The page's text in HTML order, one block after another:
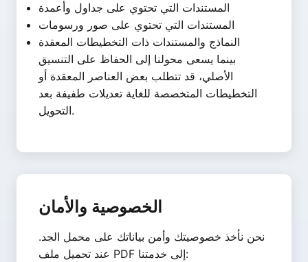
المستندات التي تحتوي على جداول وأعمدة
المستندات التي تحتوي على صور ورسومات
النماذج والمستندات ذات التخطيطات المعقدة
بينما يسعى محولنا إلى الحفاظ على التنسيق
الأصلي، قد تتطلب بعض العناصر المعقدة أو
التخطيطات المتخصصة للغاية تعديلات طفيفة بعد
التحويل.
الخصوصية والأمان
نحن نأخذ خصوصيتك وأمن بياناتك على محمل الجد.
عند تحميل ملف PDF إلى خدمتنا: